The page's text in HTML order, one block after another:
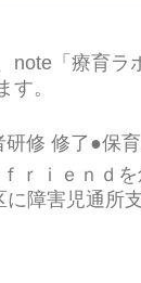
note「療育
す。
修 修了●保
ｒｉｅｎｄを
障害児通所